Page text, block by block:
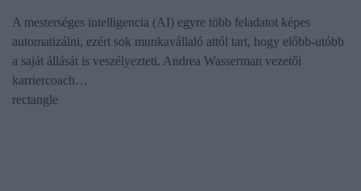
A mesterséges intelligencia (AI) egyre több feladatot képes
automatizálni, ezért sok munkavállaló attól tart, hogy előbb-utóbb
a saját állását is veszélyezteti. Andrea Wasserman vezetői
karriercoach…
rectangle